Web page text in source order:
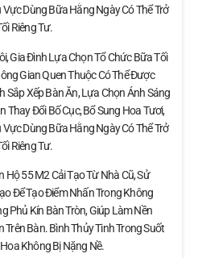
Dùng Bữa Hằng Ngày Có Thể Trở
Riêng Tư.
Gia Đình Lựa Chọn Tổ Chức Bữa Tối
Gian Quen Thuộc Có Thể Được
Sắp Xếp Bàn Ăn, Lựa Chọn Ánh Sáng
Thay Đổi Bố Cục, Bổ Sung Hoa Tươi,
Dùng Bữa Hằng Ngày Có Thể Trở
Riêng Tư.
Hộ 55 M2 Cải Tạo Từ Nhà Cũ, Sử
Để Tạo Điểm Nhấn Trong Không
Phủ Kín Bàn Tròn, Giúp Làm Nền
Bàn. Bình Thủy Tinh Trong Suốt
Không Bị Nặng Nề.